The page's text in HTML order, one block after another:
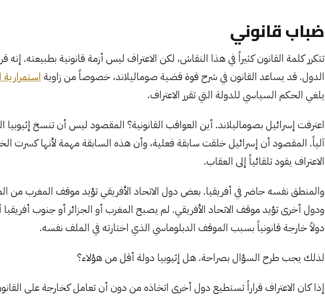
ضباب قانوني
تتكرر كلمة القانون كثيراً في هذا النقاش، لكن الاعتراف ليس أزمة قانونية بطبيعته. إنه
الدول. قد يساعد القانون في شرح قوة قضية صوماليلاند، خصوصاً من زاوية استمرارية
يلغي الحكم السياسي للدولة التي تقرر الاعتراف.
اعترفت إسرائيل بصوماليلاند. أين العواقب القانونية؟ المقصود ليس أن تنسخ إثيوبيا
آلياً. المقصود أن إسرائيل خلقت سابقة فعلية، وأن هذه السابقة مهمة لأنها كسرت
الاعتراف يقود تلقائياً إلى العقاب.
والمنطق نفسه حاضر في أفريقيا. بعض دول الاتحاد الأفريقي تؤيد موقف المغرب من
ودول أخرى تؤيد موقف الاتحاد الأفريقي. لم يصبح المغرب أو الجزائر أو جنوب أفريقيا
دولاً خارجة قانونياً بسبب الموقف الدبلوماسي الذي اختارته في الملف نفسه.
لذلك يجب طرح السؤال بصراحة. هل إثيوبيا دولة أقل من هؤلاء؟
إذا كان الاعتراف قراراً تستطيع دول أخرى اتخاذه من دون أن تعامل كخارجة على